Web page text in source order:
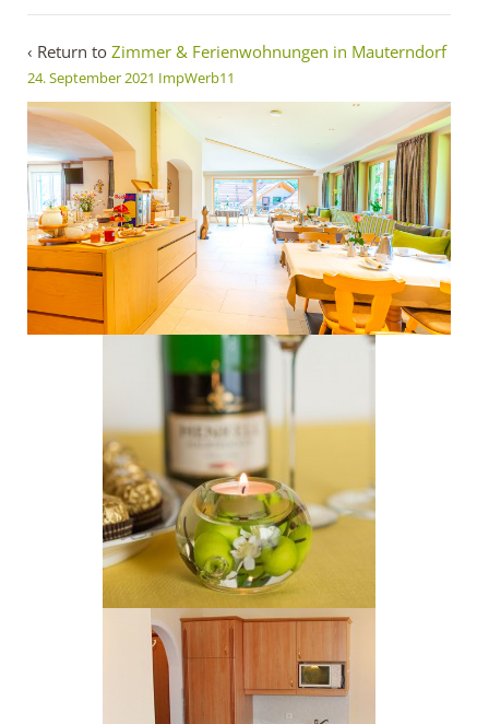
‹ Return to Zimmer & Ferienwohnungen in Mauterndorf
24. September 2021 ImpWerb11